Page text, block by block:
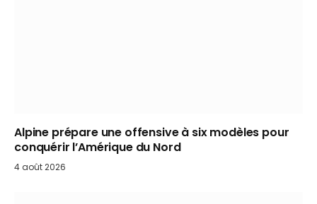
Alpine prépare une offensive à six modèles pour
conquérir l’Amérique du Nord
4 août 2026